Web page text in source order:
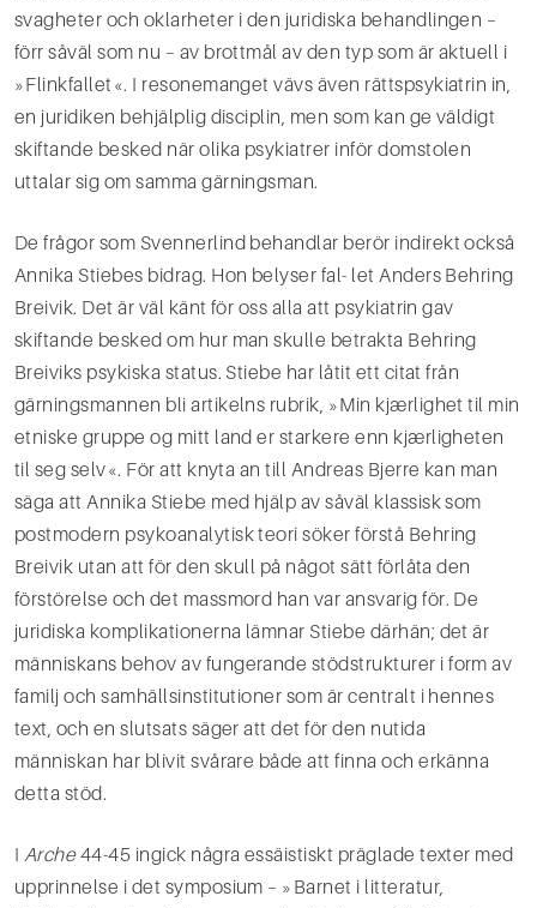
svagheter och oklarheter i den juridiska behandlingen –
förr såväl som nu – av brottmål av den typ som är aktuell i
»Flinkfallet«. I resonemanget vävs även rättspsykiatrin in,
en juridiken behjälplig disciplin, men som kan ge väldigt
skiftande besked när olika psykiatrer inför domstolen
uttalar sig om samma gärningsman.
De frågor som Svennerlind behandlar berör indirekt också
Annika Stiebes bidrag. Hon belyser fal- let Anders Behring
Breivik. Det är väl känt för oss alla att psykiatrin gav
skiftande besked om hur man skulle betrakta Behring
Breiviks psykiska status. Stiebe har låtit ett citat från
gärningsmannen bli artikelns rubrik, »Min kjærlighet til min
etniske gruppe og mitt land er starkere enn kjærligheten
til seg selv«. För att knyta an till Andreas Bjerre kan man
säga att Annika Stiebe med hjälp av såväl klassisk som
postmodern psykoanalytisk teori söker förstå Behring
Breivik utan att för den skull på något sätt förlåta den
förstörelse och det massmord han var ansvarig för. De
juridiska komplikationerna lämnar Stiebe därhän; det är
människans behov av fungerande stödstrukturer i form av
familj och samhällsinstitutioner som är centralt i hennes
text, och en slutsats säger att det för den nutida
människan har blivit svårare både att finna och erkänna
detta stöd.
I Arche44-45 ingick några essäistiskt präglade texter med
upprinnelse i det symposium – »Barnet i litteratur,